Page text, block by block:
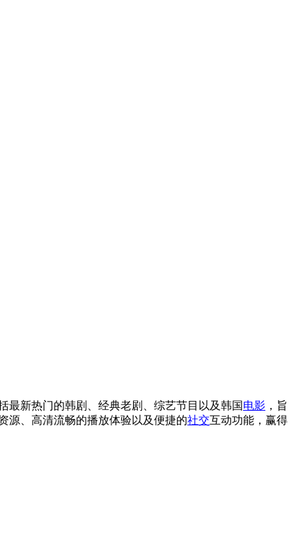
最新热门的韩剧、经典老剧、综艺节目以及韩国电影 ，旨
源、高清流畅的播放体验以及便捷的社交互动功能，赢得